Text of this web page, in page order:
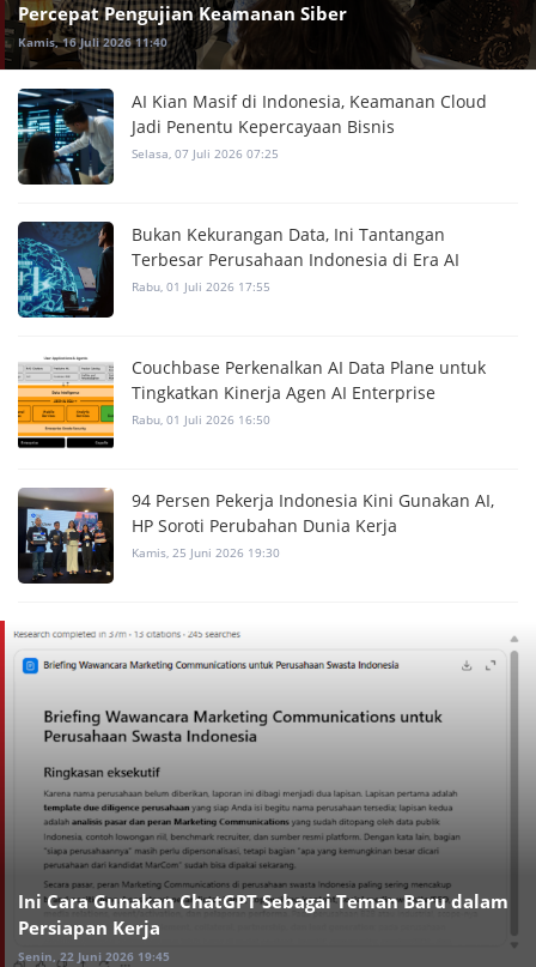
Percepat Pengujian Keamanan Siber
Kamis, 16 Juli 2026 11:40
AI Kian Masif di Indonesia, Keamanan Cloud
Jadi Penentu Kepercayaan Bisnis
Selasa, 07 Juli 2026 07:25
Bukan Kekurangan Data, Ini Tantangan
Terbesar Perusahaan Indonesia di Era AI
Rabu, 01 Juli 2026 17:55
Couchbase Perkenalkan AI Data Plane untuk
Tingkatkan Kinerja Agen AI Enterprise
Rabu, 01 Juli 2026 16:50
94 Persen Pekerja Indonesia Kini Gunakan AI,
HP Soroti Perubahan Dunia Kerja
Kamis, 25 Juni 2026 19:30
Ini Cara Gunakan ChatGPT Sebagai Teman Baru dalam
Persiapan Kerja
Senin, 22 Juni 2026 19:45